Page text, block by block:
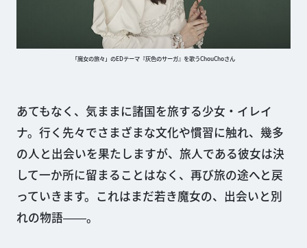
「魔女の旅々」のEDテーマ『灰色のサーガ』を歌うChouChoさん
あてもなく、気ままに諸国を旅する少女・イレイ
ナ。行く先々でさまざまな文化や慣習に触れ、幾多
の人と出会いを果たしますが、旅人である彼女は決
して一か所に留まることはなく、再び旅の途へと戻
っていきます。これはまだ若き魔女の、出会いと別
れの物語――。